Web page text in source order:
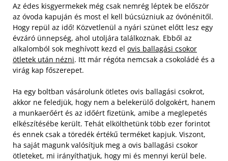
Az édes kisgyermekek még csak nemrég léptek be először
az óvoda kapuján és most el kell búcsúzniuk az óvónénitől.
Hogy repül az idő! Közvetlenül a nyári szünet előtt lesz egy
évzáró ünnepség, ahol utoljára találkoznak. Ebből az
alkalomból sok meghívott kezd el ovis ballagási csokor
ötletek után nézni. Itt már régóta nemcsak a csokoládé és a
virág kap főszerepet.
Ha egy boltban vásárolunk ötletes ovis ballagási csokrot,
akkor ne feledjük, hogy nem a belekerülő dolgokért, hanem
a munkaerőért és az időért fizetünk, amibe a meglepetés
elkészítésébe került. Tehát elkölthetünk több ezer forintot
és ennek csak a töredék értékű terméket kapjuk. Viszont,
ha saját magunk valósítjuk meg a ovis ballagási csokor
ötleteket, mi irányíthatjuk, hogy mi és mennyi kerül bele.